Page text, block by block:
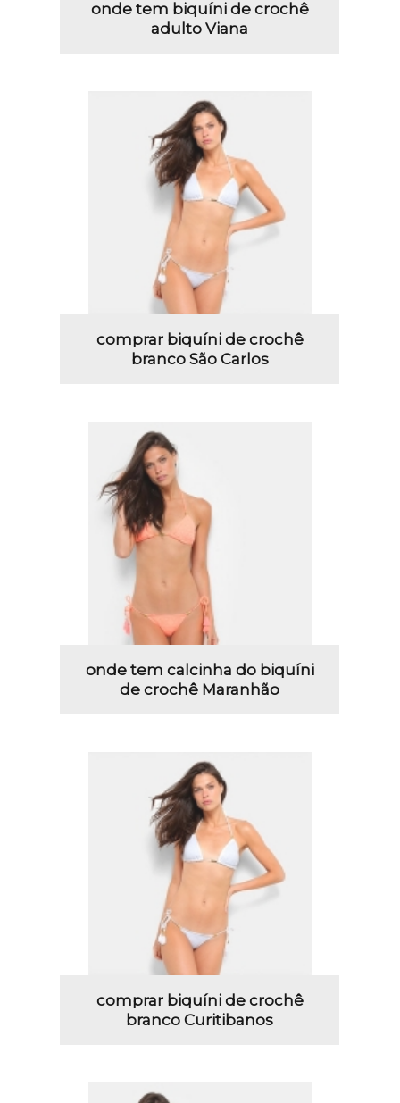
onde tem biquíni de crochê
adulto Viana
comprar biquíni de crochê
branco São Carlos
onde tem calcinha do biquíni
de crochê Maranhão
comprar biquíni de crochê
branco Curitibanos